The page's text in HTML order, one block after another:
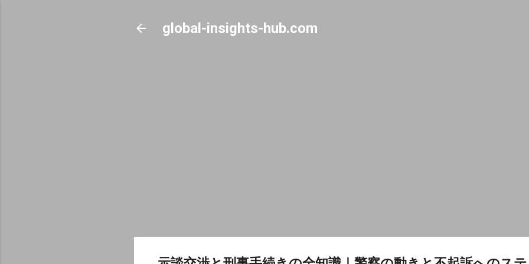
global-insights-hub.com